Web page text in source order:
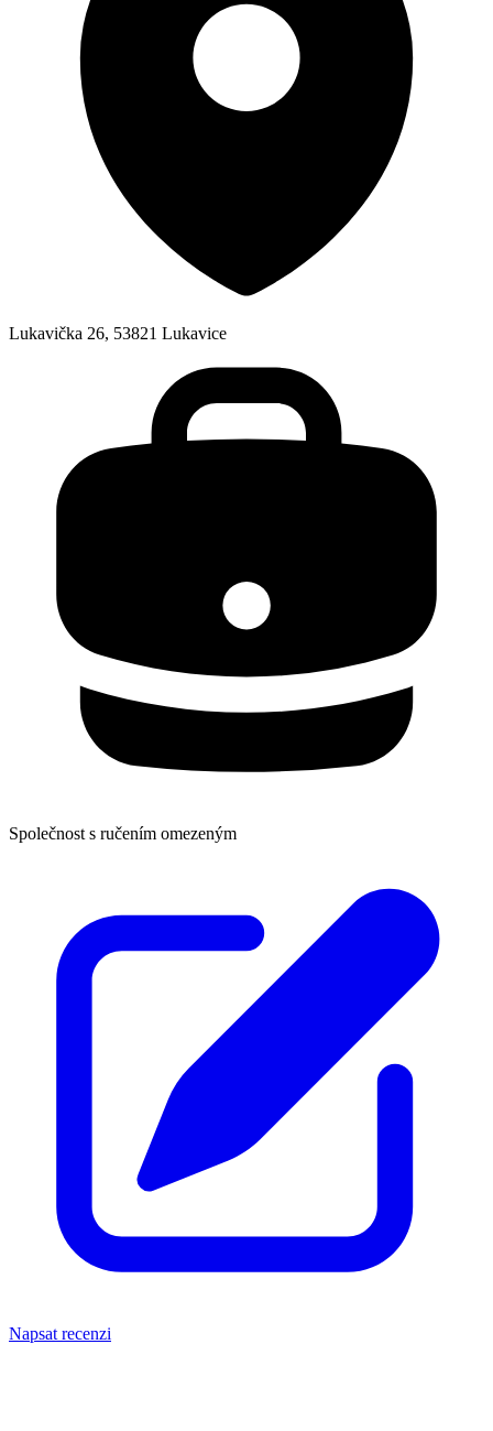
Lukavička 26, 53821 Lukavice
Společnost s ručením omezeným
Napsat recenzi